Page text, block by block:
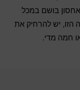
בושם במכל
הזו, יש להרחיק את
חמה מדי.